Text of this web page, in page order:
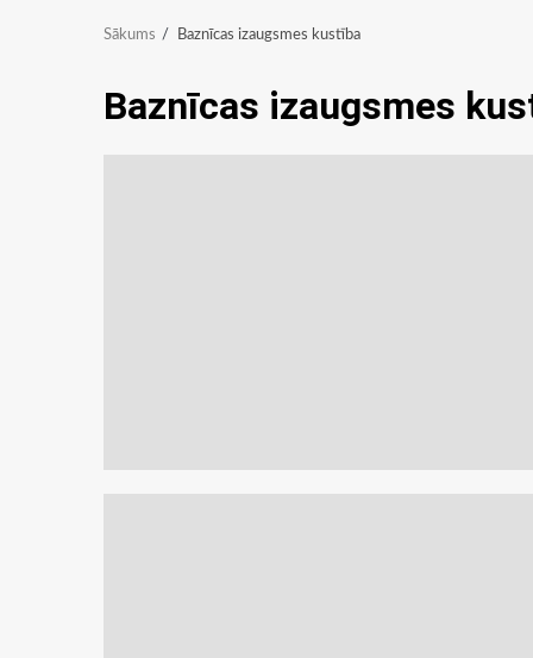
Sākums Baznīcas izaugsmes kustība
Baznīcas izaugsmes